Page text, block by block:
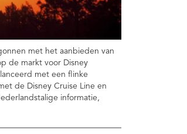
met het aanbieden van
de markt voor Disney
met een flinke
de Disney Cruise Line en
informatie,